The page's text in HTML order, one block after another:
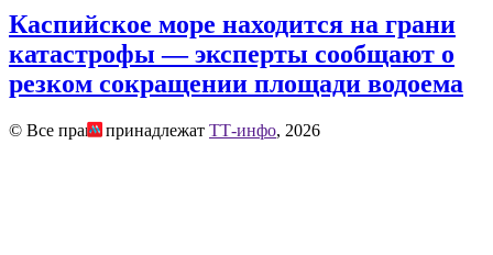
Каспийское море находится на грани
катастрофы — эксперты сообщают о
резком сокращении площади водоема
© Все права принадлежат ТТ-инфо, 2026